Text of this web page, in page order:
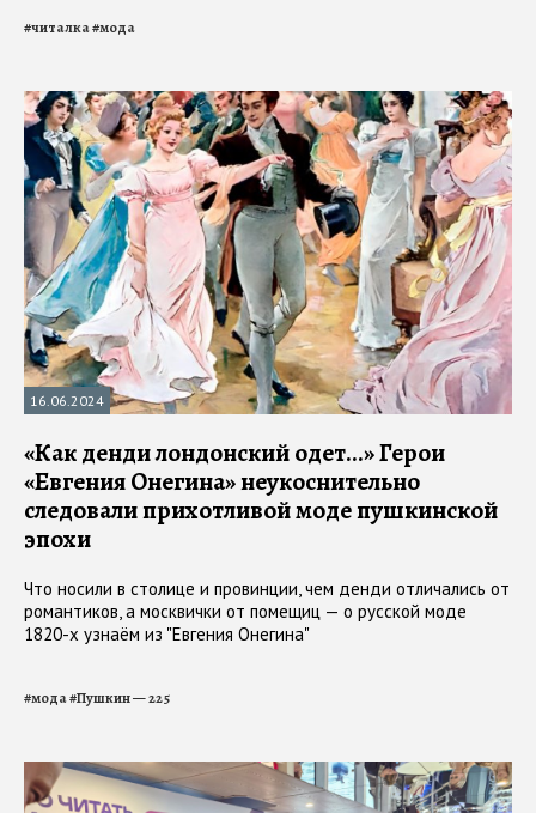
#читалка#мода
16.06.2024
«Как денди лондонский одет...» Герои
«Евгения Онегина» неукоснительно
следовали прихотливой моде пушкинской
эпохи
Что носили в столице и провинции, чем денди отличались от
романтиков, а москвички от помещиц — о русской моде
1820-х узнаём из "Евгения Онегина"
#мода#Пушкин — 225